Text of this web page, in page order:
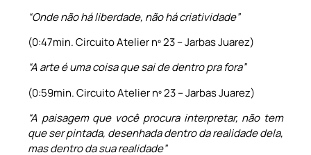
“Onde não há liberdade, não há criatividade”
(0:47min. Circuito Atelier nº 23 – Jarbas Juarez)
“A arte é uma coisa que sai de dentro pra fora”
(0:59min. Circuito Atelier nº 23 – Jarbas Juarez)
“A paisagem que você procura interpretar, não tem
que ser pintada, desenhada dentro da realidade dela,
mas dentro da sua realidade”